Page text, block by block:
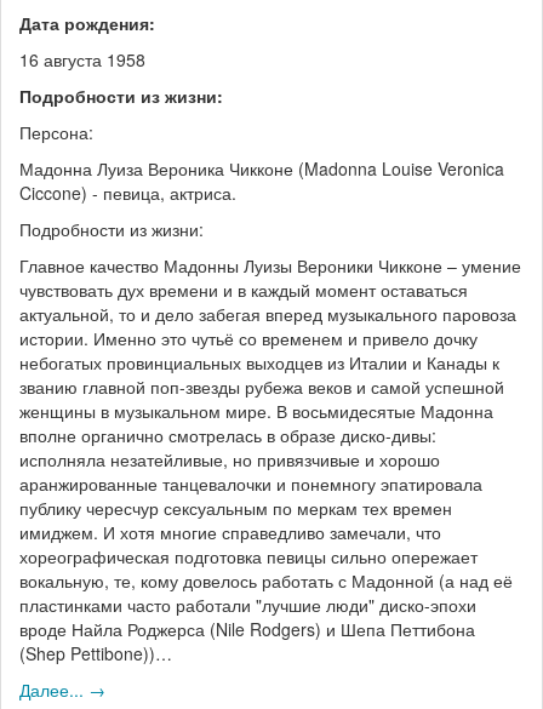
Дата рождения:
16 августа 1958
Подробности из жизни:
Персона:
Мадонна Луиза Вероника Чикконе (Madonna Louise Veronica
Ciccone) - певица, актриса.
Подробности из жизни:
Главное качество Мадонны Луизы Вероники Чикконе – умение
чувствовать дух времени и в каждый момент оставаться
актуальной, то и дело забегая вперед музыкального паровоза
истории. Именно это чутьё со временем и привело дочку
небогатых провинциальных выходцев из Италии и Канады к
званию главной поп-звезды рубежа веков и самой успешной
женщины в музыкальном мире. В восьмидесятые Мадонна
вполне органично смотрелась в образе диско-дивы:
исполняла незатейливые, но привязчивые и хорошо
аранжированные танцевалочки и понемногу эпатировала
публику чересчур сексуальным по меркам тех времен
имиджем. И хотя многие справедливо замечали, что
хореографическая подготовка певицы сильно опережает
вокальную, те, кому довелось работать с Мадонной (а над её
пластинками часто работали "лучшие люди" диско-эпохи
вроде Найла Роджерса (Nile Rodgers) и Шепа Петтибона
(Shep Pettibone))…
Далее... →